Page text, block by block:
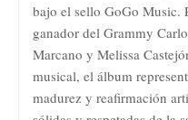
bajo el sello GoGo Music.
ganador del Grammy
Marcano y Melissa
musical, el álbum
madurez y reafirmación